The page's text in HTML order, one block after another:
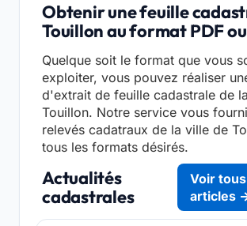
Obtenir une feuille
Touillon au format PDF
Quelque soit le format que vous
exploiter, vous pouvez réaliser
d'extrait de feuille cadastrale de
Touillon. Notre service vous
relevés cadatraux de la ville de
tous les formats désirés.
Actualités
cadastrales
Voir
articles